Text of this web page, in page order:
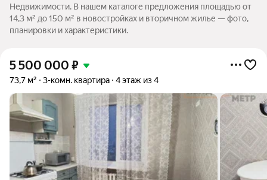
Недвижимости. В нашем каталоге предложения площадью от
14,3 м² до 150 м² в новостройках и вторичном жилье — фото,
планировки и характеристики.
5 500 000 ₽
73,7 м² 3-комн. квартира 4 этаж из 4